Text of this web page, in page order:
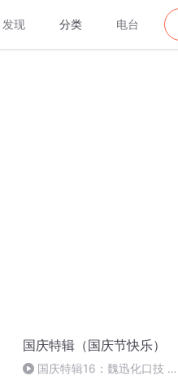
发现 分类 电台
国庆特辑（国庆节快乐）
国庆特辑16：魏迅化口技 二